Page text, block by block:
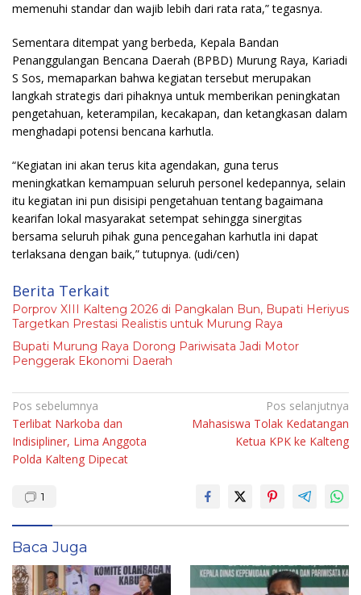
memenuhi standar dan wajib lebih dari rata rata,” tegasnya.
Sementara ditempat yang berbeda, Kepala Bandan
Penanggulangan Bencana Daerah (BPBD) Murung Raya, Kariadi
S Sos, memaparkan bahwa kegiatan tersebut merupakan
langkah strategis dari pihaknya untuk memberikan peningkatan
pengetahuan, keterampilan, kecakapan, dan ketangkasan dalam
menghadapi potensi bencana karhutla.
“Kegiatan ini akan terus kita agendakan, guna terus
meningkatkan kemampuan seluruh personel kedepannya, selain
itu kegiatan ini pun disisipi pengetahuan tentang bagaimana
kearifan lokal masyarakat setempat sehingga sinergitas
bersama seluruh pihak guna pencegahan karhutla ini dapat
terlaksana dengan baik,” tutupnya. (udi/cen)
Berita Terkait
Porprov XIII Kalteng 2026 di Pangkalan Bun, Bupati Heriyus
Targetkan Prestasi Realistis untuk Murung Raya
Bupati Murung Raya Dorong Pariwisata Jadi Motor
Penggerak Ekonomi Daerah
Navigasi
pos
Pos sebelumnya
Terlibat Narkoba dan
Indisipliner, Lima Anggota
Polda Kalteng Dipecat
Pos selanjutnya
Mahasiswa Tolak Kedatangan
Ketua KPK ke Kalteng
1
Baca Juga